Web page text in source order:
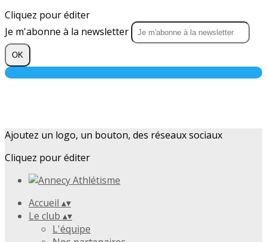
Cliquez pour éditer
Je m'abonne à la newsletter
OK
Ajoutez un logo, un bouton, des réseaux sociaux
Cliquez pour éditer
Accueil ▴▾
Le club ▴▾
L'équipe